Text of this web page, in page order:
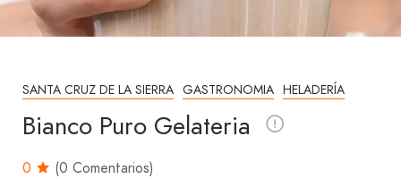
SANTA CRUZ DE LA SIERRA GASTRONOMIA HELADERÍA
Bianco Puro Gelateria
0
(0 Comentarios)